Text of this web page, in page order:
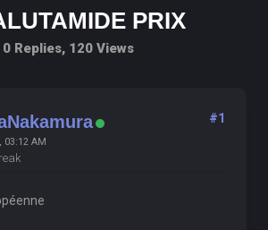
PRIX
0 Replies, 120 Views
03:12 AM
#1